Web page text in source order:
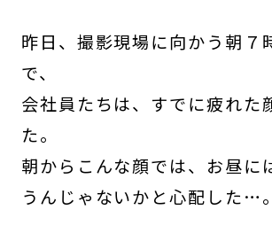
昨日、撮影現場に向かう朝７
で、
会社員たちは、すでに疲れた
た。
朝からこんな顔では、お昼に
うんじゃないかと心配した…。